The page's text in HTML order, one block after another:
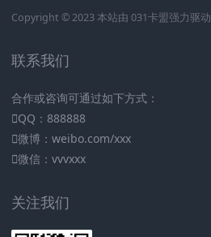
Copyright © 2023 本站由 031卡盟强力驱动
联系我们
合作或咨询可通过如下方式：
QQ：888888
微博：weibo.com/xxx
微信：vvvxxx
关注我们